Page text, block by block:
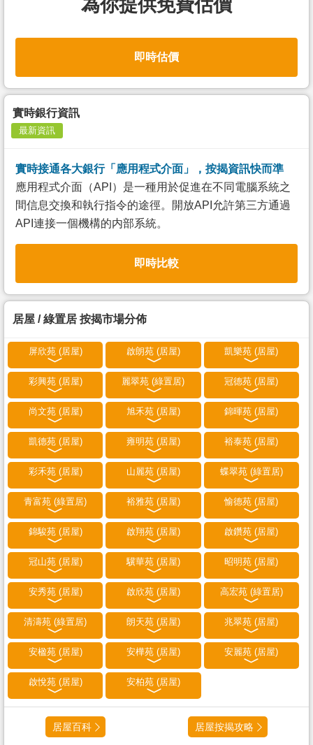
為你提供免費估價
即時估價
實時銀行資訊
最新資訊
實時接通各大銀行「應用程式介面」，按揭資訊快而準
應用程式介面（API）是一種用於促進在不同電腦系統之
間信息交換和執行指令的途徑。開放API允許第三方通過
API連接一個機構的内部系統。
即時比較
居屋 / 綠置居 按揭市場分佈
屏欣苑 (居屋) 啟朗苑 (居屋) 凱樂苑 (居屋)
彩興苑 (居屋) 麗翠苑 (綠置居) 冠德苑 (居屋)
尚文苑 (居屋) 旭禾苑 (居屋) 錦暉苑 (居屋)
凱德苑 (居屋) 雍明苑 (居屋) 裕泰苑 (居屋)
彩禾苑 (居屋) 山麗苑 (居屋) 蝶翠苑 (綠置居)
青富苑 (綠置居) 裕雅苑 (居屋) 愉德苑 (居屋)
錦駿苑 (居屋) 啟翔苑 (居屋) 啟鑽苑 (居屋)
冠山苑 (居屋) 驥華苑 (居屋) 昭明苑 (居屋)
安秀苑 (居屋) 啟欣苑 (居屋) 高宏苑 (綠置居)
清濤苑 (綠置居) 朗天苑 (居屋) 兆翠苑 (居屋)
安楹苑 (居屋) 安樺苑 (居屋) 安麗苑 (居屋)
啟悅苑 (居屋) 安柏苑 (居屋)
居屋百科 居屋按揭攻略